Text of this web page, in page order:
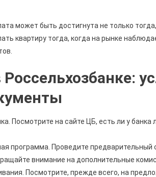
может быть достигнута не только
квартиру тогда, когда на рынке
Посмотрите на сайте ЦБ, есть ли у
программа. Проведите
внимание на дополнительные
Посмотрите, прежде всего, на